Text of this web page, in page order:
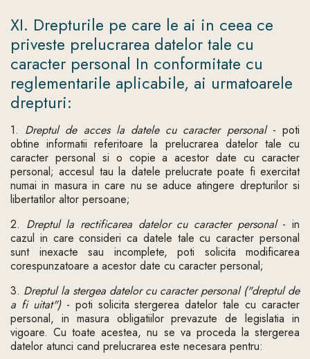
XI. Drepturile pe care le ai in ceea ce
priveste prelucrarea datelor tale cu
caracter personal In conformitate cu
reglementarile aplicabile, ai urmatoarele
drepturi:
1. Dreptul de acces la datele cu caracter personal- poti
obtine informatii referitoare la prelucrarea datelor tale cu
caracter personal si o copie a acestor date cu caracter
personal; accesul tau la datele prelucrate poate fi exercitat
numai in masura in care nu se aduce atingere drepturilor si
libertatilor altor persoane;
2. Dreptul la rectificarea datelor cu caracter personal- in
cazul in care consideri ca datele tale cu caracter personal
sunt inexacte sau incomplete, poti solicita modificarea
corespunzatoare a acestor date cu caracter personal;
3. Dreptul la stergea datelor cu caracter personal ("dreptul de
a fi uitat")- poti solicita stergerea datelor tale cu caracter
personal, in masura obligatiilor prevazute de legislatia in
vigoare. Cu toate acestea, nu se va proceda la stergerea
datelor atunci cand prelucrarea este necesara pentru: